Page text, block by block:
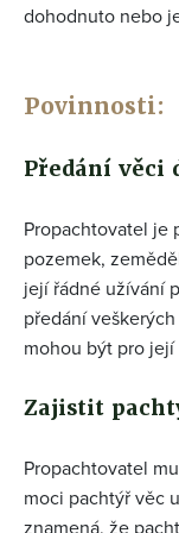
dohodnuto nebo
Povinnosti:
Předání věci
Propachtovatel je
pozemek,
její řádné užívání
předání
mohou být pro
Zajistit
Propachtovatel
moci pachtýř věc
znamená, že